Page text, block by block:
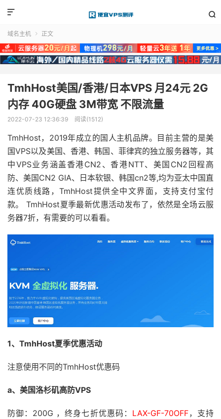


域名主机  正文
TmhHost美国/香港/日本VPS 月24元 2G
内存 40G硬盘 3M带宽 不限流量
2022-07-23 12:36:39 阅读(1512)
TmhHost，2019年成立的国人主机品牌。目前主营的是美
国VPS以及美国、香港、韩国、菲律宾的独立服务器等，其
中VPS业务涵盖香港CN2、香港NTT、美国CN2回程高
防、美国CN2 GIA、日本软银、韩国cn2等,均为亚太中国直
连优质线路，TmhHost提供全中文界面，支持支付宝付
款。 TmhHost夏季最新优惠活动发布了，依然是全场云服
务器7折，有需要的可以看看。
1、TmhHost夏季优惠活动
注意使用不同的TmhHost优惠码
a、美国洛杉矶高防VPS
防御：200G ，终身七折优惠码： LAX-GF-70OFF，支持